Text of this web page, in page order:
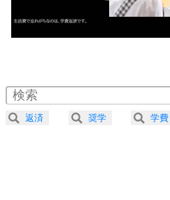
ストレス対策
人生、なんと
気楽に生きる30の方
4 器の大きい人は
プラス思考
2.0倍速 （359KB 1分31
2.5倍速 （287KB 1分13秒
3.0倍速 （240KB 1分1秒）
返済 奨学 学費